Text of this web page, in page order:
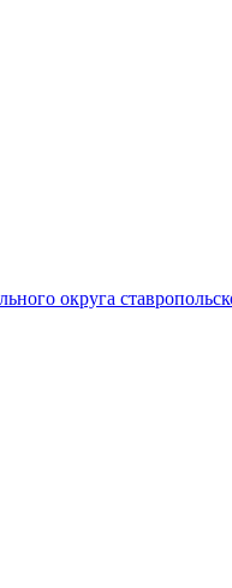
округа